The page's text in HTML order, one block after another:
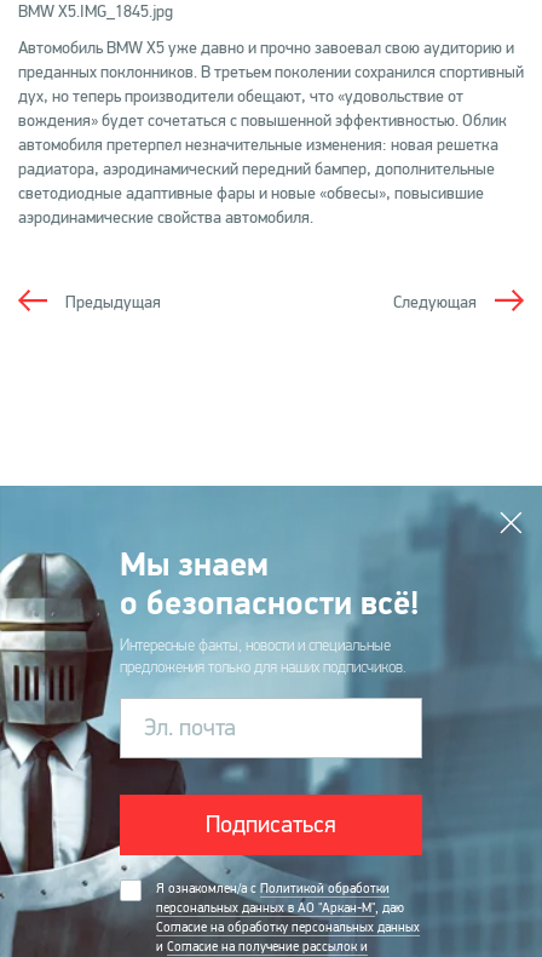
BMW Х5.IMG_1845.jpg
Автомобиль BMW Х5 уже давно и прочно завоевал свою аудиторию и
преданных поклонников. В третьем поколении сохранился спортивный
дух, но теперь производители обещают, что «удовольствие от
вождения» будет сочетаться с повышенной эффективностью. Облик
автомобиля претерпел незначительные изменения: новая решетка
радиатора, аэродинамический передний бампер, дополнительные
светодиодные адаптивные фары и новые «обвесы», повысившие
аэродинамические свойства автомобиля.
Следующая
Предыдущая
Мы знаем
о безопасности всё!
Интересные факты, новости и специальные
предложения только для наших подписчиков.
Эл. почта
Подписаться
Я ознакомлен/а с Политикой обработки
персональных данных в АО "Аркан-М", даю
Согласие на обработку персональных данных
и Согласие на получение рассылок и